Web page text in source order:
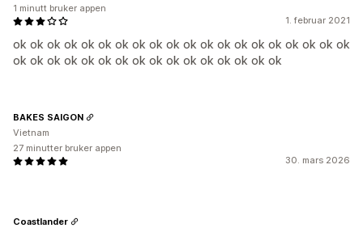
1. februar 2021
ok ok ok ok ok ok ok ok ok ok ok ok ok ok ok ok ok ok ok ok
ok ok ok ok ok ok ok ok ok ok ok ok ok ok ok ok
1 minutt bruker appen
30. mars 2026
BAKES SAIGON
Vietnam
27 minutter bruker appen
Coastlander